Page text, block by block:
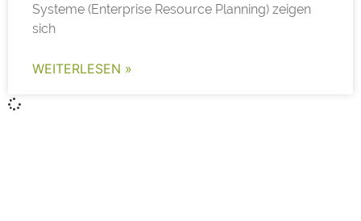
Systeme (Enterprise Resource Planning) zeigen
sich
WEITERLESEN »